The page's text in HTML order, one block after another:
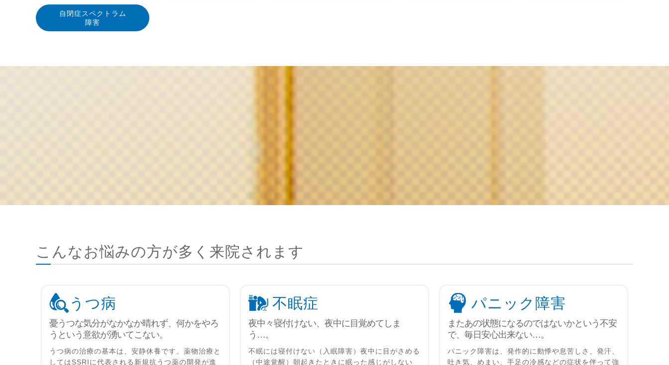
自閉症スペクトラム
障害
こんなお悩みの方が多く来院されます
うつ病
憂うつな気分がなかなか晴れず、何かをやろ
うという意欲が湧いてこない。
うつ病の治療の基本は、安静休養です。薬物治療と
してはSSRIに代表される新規抗うつ薬の開発が進
不眠症
夜中々寝付けない、夜中に目覚めてしま
う…。
不眠には寝付けない（入眠障害）夜中に目がさめる
（中途覚醒）朝起きたときに眠った感じがしない
パニック障害
またあの状態になるのではないかという不安
で、毎日安心出来ない…。
パニック障害は、発作的に動悸や息苦しさ、発汗、
吐き気、めまい、手足の冷感などの症状を伴って強